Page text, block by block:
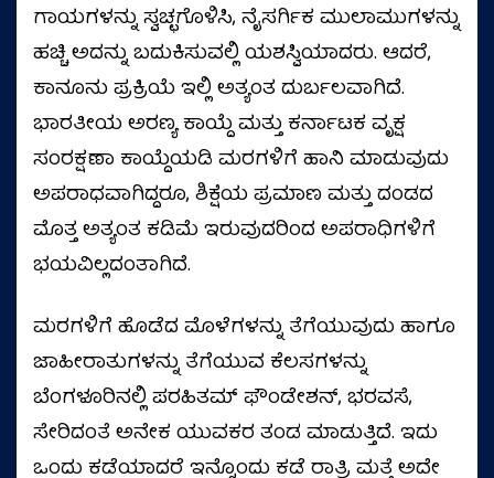
ಗಾಯಗಳನ್ನು ಸ್ವಚ್ಛಗೊಳಿಸಿ, ನೈಸರ್ಗಿಕ ಮುಲಾಮುಗಳನ್ನು
ಹಚ್ಚಿ ಅದನ್ನು ಬದುಕಿಸುವಲ್ಲಿ ಯಶಸ್ವಿಯಾದರು. ಆದರೆ,
ಕಾನೂನು ಪ್ರಕ್ರಿಯೆ ಇಲ್ಲಿ ಅತ್ಯಂತ ದುರ್ಬಲವಾಗಿದೆ.
ಭಾರತೀಯ ಅರಣ್ಯ ಕಾಯ್ದೆ ಮತ್ತು ಕರ್ನಾಟಕ ವೃಕ್ಷ
ಸಂರಕ್ಷಣಾ ಕಾಯ್ದೆಯಡಿ ಮರಗಳಿಗೆ ಹಾನಿ ಮಾಡುವುದು
ಅಪರಾಧವಾಗಿದ್ದರೂ, ಶಿಕ್ಷೆಯ ಪ್ರಮಾಣ ಮತ್ತು ದಂಡದ
ಮೊತ್ತ ಅತ್ಯಂತ ಕಡಿಮೆ ಇರುವುದರಿಂದ ಅಪರಾಧಿಗಳಿಗೆ
ಭಯವಿಲ್ಲದಂತಾಗಿದೆ.
ಮರಗಳಿಗೆ ಹೊಡೆದ ಮೊಳೆಗಳನ್ನು ತೆಗೆಯುವುದು ಹಾಗೂ
ಜಾಹೀರಾತುಗಳನ್ನು ತೆಗೆಯುವ ಕೆಲಸಗಳನ್ನು
ಬೆಂಗಳೂರಿನಲ್ಲಿ ಪರಹಿತಮ್‌ ಫೌಂಡೇಶನ್‌, ಭರವಸೆ,
ಸೇರಿದಂತೆ ಅನೇಕ ಯುವಕರ ತಂಡ ಮಾಡುತ್ತಿದೆ. ಇದು
ಒಂದು ಕಡೆಯಾದರೆ ಇನ್ನೊಂದು ಕಡೆ ರಾತ್ರಿ ಮತ್ತೆ ಅದೇ